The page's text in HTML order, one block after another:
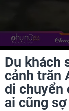
Du khách
cảnh trăn
di chuyển
ai cũng